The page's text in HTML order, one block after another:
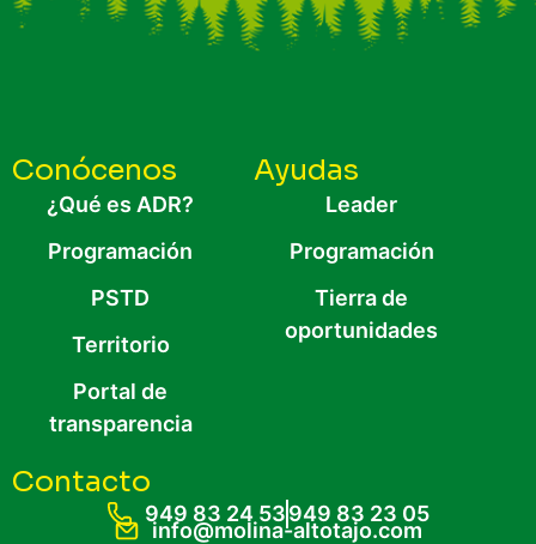
Conócenos
¿Qué es ADR?
Programación
PSTD
Territorio
Portal de
transparencia
Ayudas
Leader
Programación
Tierra de
oportunidades
Contacto
949 83 24 53949 83 23 05
info@molina-altotajo.com